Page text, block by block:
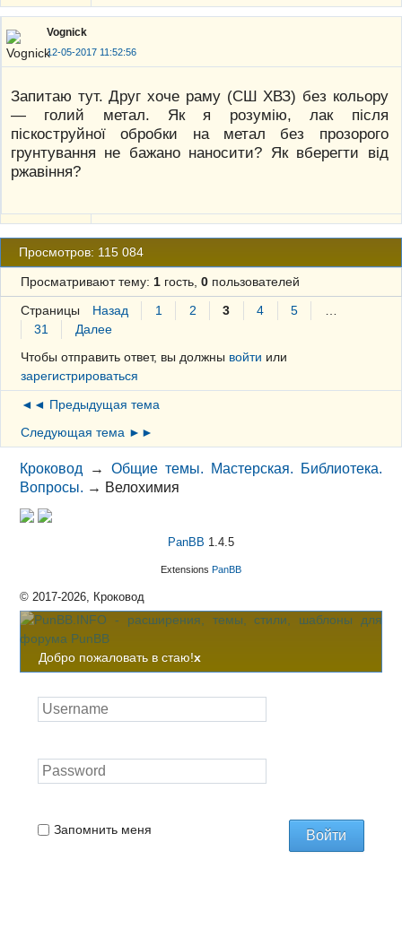
Vognick
12-05-2017 11:52:56
Запитаю тут. Друг хоче раму (СШ ХВЗ) без кольору
— голий метал. Як я розумію, лак після
піскоструйної обробки на метал без прозорого
грунтування не бажано наносити? Як вберегти від
ржавіння?
Просмотров: 115 084
Просматривают тему: 1гость, 0пользователей
Страницы Назад 1 2 3 4 5
31
Далее
Чтобы отправить ответ, вы должны войти или
зарегистрироваться
◄◄ Предыдущая тема
Следующая тема ►►
Кроковод →Общие темы. Мастерская. Библиотека.
Вопросы. → Велохимия
PanBB 1.4.5
Extensions PanBB
© 2017-2026, Кроковод
Добро пожаловать в стаю!x
Запомнить меня